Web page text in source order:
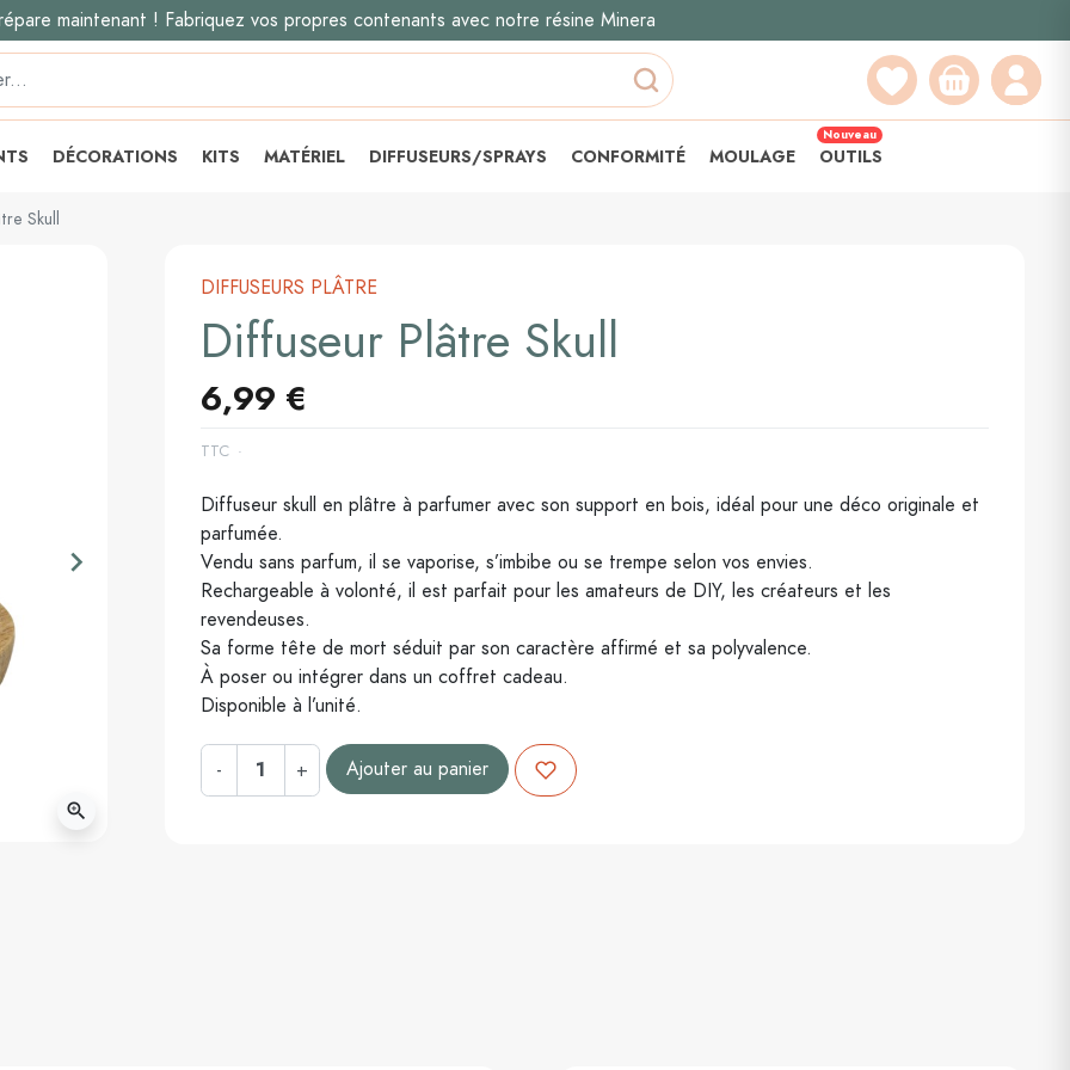
maintenant ! Fabriquez vos propres contenants avec notre résine Minera
Recherche
DÉCORATIONS KITS MATÉRIEL DIFFUSEURS/SPRAYS CONFORMITÉ MOULAGE OUTILS
Nouveau
Skull
Suivant
keyboard_arrow_right
zoom_in
DIFFUSEURS PLÂTRE
Diffuseur Plâtre Skull
6,99 €
TTC
Diffuseur skull en plâtre à parfumer avec son support en bois, idéal pour une déco originale et
parfumée.
Vendu sans parfum, il se vaporise, s’imbibe ou se trempe selon vos envies.
Rechargeable à volonté, il est parfait pour les amateurs de DIY, les créateurs et les
revendeuses.
Sa forme tête de mort séduit par son caractère affirmé et sa polyvalence.
À poser ou intégrer dans un coffret cadeau.
Disponible à l’unité.
- + Ajouter au panier